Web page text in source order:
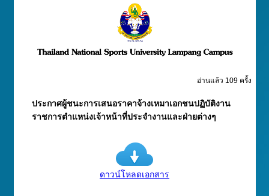
อ่านแล้ว 109 ครั้ง
ประกาศผู้ชนะการเสนอราคาจ้างเหมาเอกชนปฏิบัติงาน
ราชการตำแหน่งเจ้าหน้าที่ประจำงานและฝ่ายต่างๆ
ดาวน์โหลดเอกสาร